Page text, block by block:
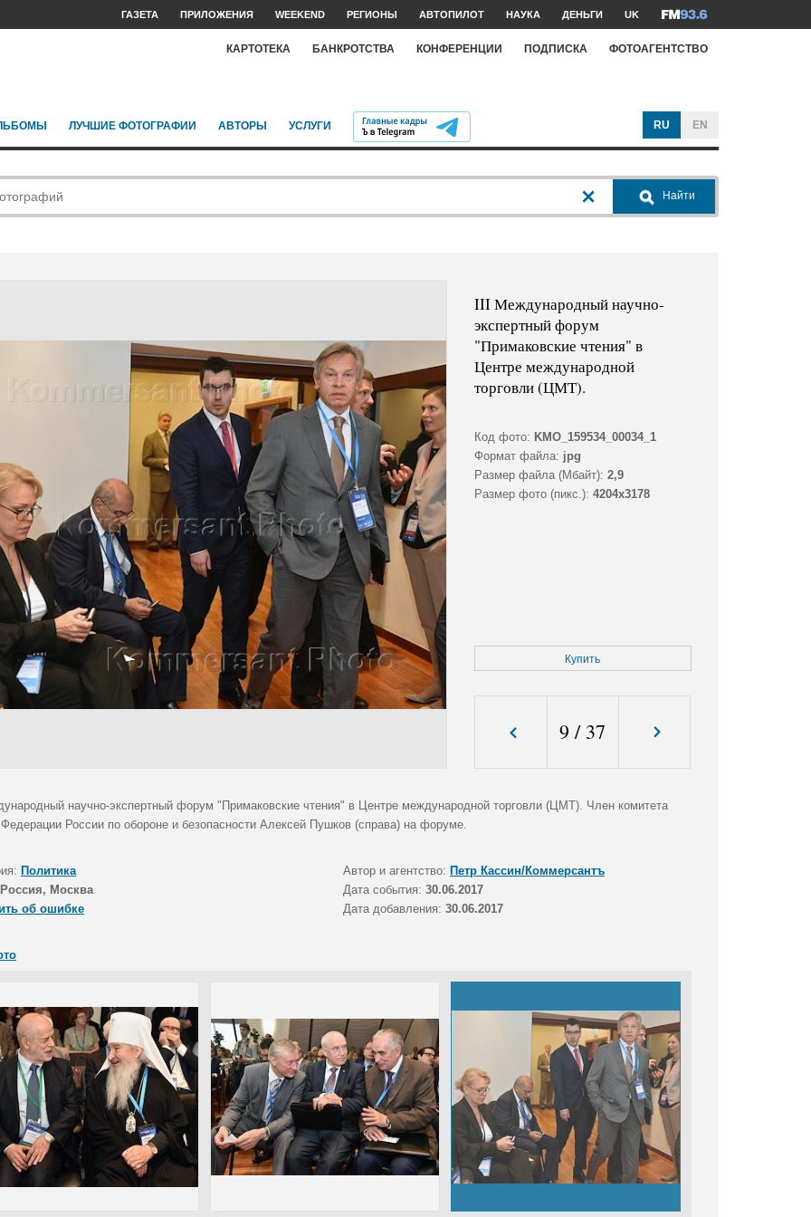
ГАЗЕТА ПРИЛОЖЕНИЯ WEEKEND РЕГИОНЫ АВТОПИЛОТ НАУКА ДЕНЬГИ UK
КАРТОТЕКА БАНКРОТСТВА КОНФЕРЕНЦИИ ПОДПИСКА ФОТОАГЕНТСТВО
ЛУЧШИЕ ФОТОГРАФИИ АВТОРЫ УСЛУГИ RU EN
Найти
III Международный научно-
экспертный форум
"Примаковские чтения" в
Центре международной
торговли (ЦМТ).
Код фото: KMO_159534_00034_1
Формат файла: jpg
Размер файла (Мбайт): 2,9
Размер фото (пикс.): 4204x3178
Купить
9 / 37
научно-экспертный форум "Примаковские чтения" в Центре международной торговли (ЦМТ). Член комитета
России по обороне и безопасности Алексей Пушков (справа) на форуме.
Политика Автор и агентство: Петр Кассин/Коммерсантъ
Россия, Москва Дата события: 30.06.2017
об ошибке
Дата добавления: 30.06.2017